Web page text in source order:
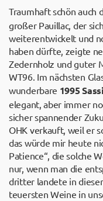
Traumhaft schön auch
großer Pauillac, der
weiterentwickelt und
haben dürfte, zeigte
Zedernholz und guter
WT96. Im nächsten
wunderbare 1995
elegant, aber immer
sicher spannender
OHK verkauft, weil er
das würde mir heute
Patience“, die solche
nur, wenn man die
dritter landete in
teuersten Weine in